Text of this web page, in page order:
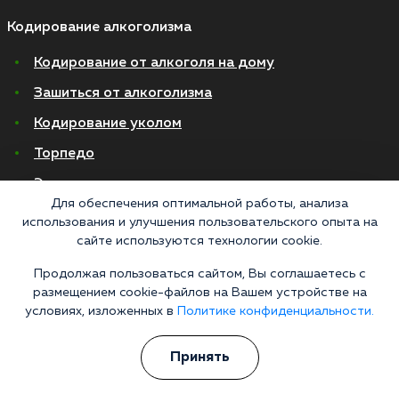
Кодирование алкоголизма
Кодирование от алкоголя на дому
Зашиться от алкоголизма
Кодирование уколом
Торпедо
Эспераль
Вивитрол
Кодирование двойной блок
Вывод из запоя в стационаре
Нарколог на дом
Капельница от запоя на дому
Капельница от запоя в стационаре
Для обеспечения оптимальной работы, анализа
использования и улучшения пользовательского опыта на
сайте используются технологии cookie.
Продолжая пользоваться сайтом, Вы соглашаетесь с
размещением cookie-файлов на Вашем устройстве на
условиях, изложенных в
Политике конфиденциальности.
Принять